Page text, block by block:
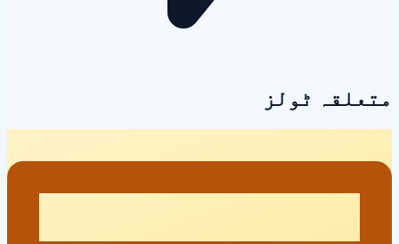
متعلقہ ٹولز